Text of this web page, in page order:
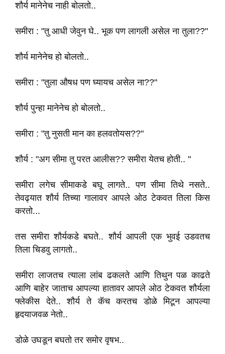
शौर्य मानेनेच नाही बोलतो..
समीरा : "तु आधी जेवुन घे.. भूक पण लागली असेल ना तुला??"
शौर्य मानेनेच हो बोलतो..
समीरा : "तुला औषध पण घ्यायच असेल ना??"
शौर्य पुन्हा मानेनेच हो बोलतो..
समीरा : "तु नुसती मान का हलवतोयस??"
शौर्य : "अग सीमा तु परत आलीस?? समीरा येतच होती.. "
समीरा लगेच सीमाकडे बघू लागते.. पण सीमा तिथे नसते..
तेवढ्यात शौर्य तिच्या गालावर आपले ओठ टेकवत तिला किस
करतो...
तस समीरा शौर्यकडे बघते.. शौर्य आपली एक भुवई उडवतच
तिला चिडवु लागतो..
समीरा लाजतच त्याला लांब ढकलते आणि तिथुन पळ काढते
आणि बाहेर जाताच आपल्या हातावर आपले ओठ टेकवत शौर्यला
फ्लेकीस देते.. शौर्य ते कॅच करतच डोळे मिटून आपल्या
हृदयाजवळ नेतो..
डोळे उघडून बघतो तर समोर वृषभ..